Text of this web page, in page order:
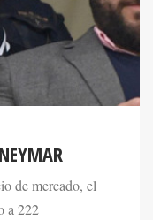
de mercado, el
a 222